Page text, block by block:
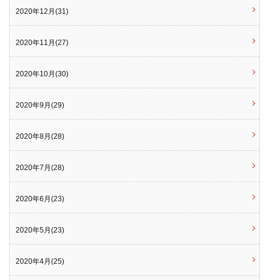
2020年12月(31)
2020年11月(27)
2020年10月(30)
2020年9月(29)
2020年8月(28)
2020年7月(28)
2020年6月(23)
2020年5月(23)
2020年4月(25)